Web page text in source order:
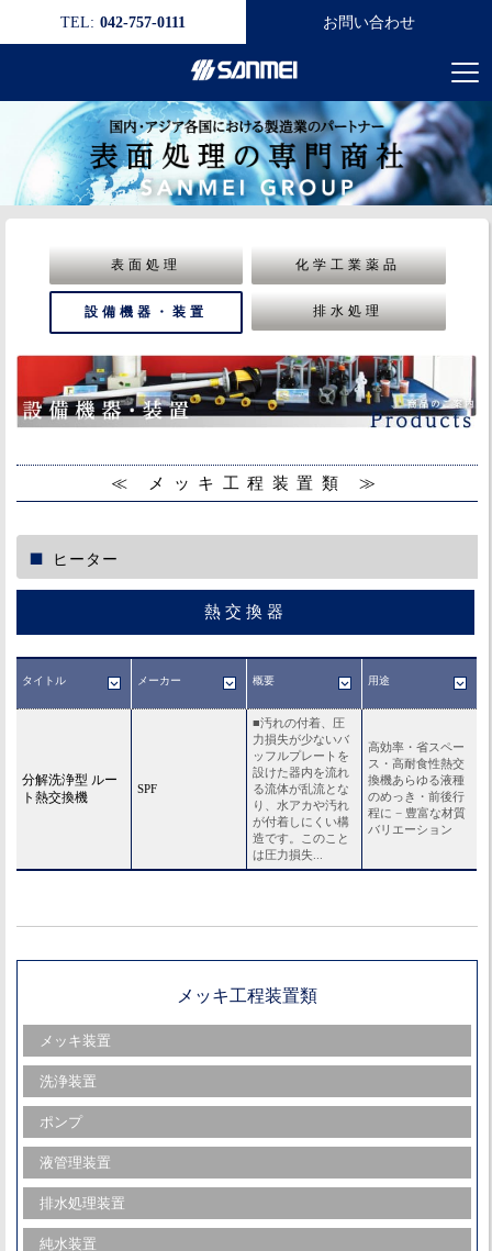
表面処理 化学工業薬品
設備機器・装置 排水処理
≪ メッキ工程装置類 ≫
ヒーター
熱交換器
タイトル メーカー 概要 用途
分解洗浄型 ルー
ト熱交換機
SPF
■汚れの付着、圧
力損失が少ないバ
ッフルプレートを
設けた器内を流れ
る流体が乱流とな
り、水アカや汚れ
が付着しにくい構
造です。このこと
は圧力損失...
高効率・省スペー
ス・高耐食性熱交
換機あらゆる液種
のめっき・前後行
程に − 豊富な材質
バリエーション
メッキ工程装置類
メッキ装置
洗浄装置
ポンプ
液管理装置
排水処理装置
純水装置
TEL: 042-757-0111 お問い合わせ